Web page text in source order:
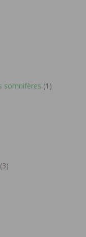
somnifères (1)
(3)